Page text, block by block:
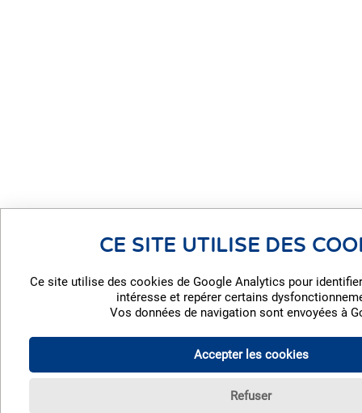
CE SITE UTILISE DES
Ce site utilise des cookies de Google Analytics pour
intéresse et repérer certains
Vos données de navigation sont envoyées à
Accepter les cookies
Refuser